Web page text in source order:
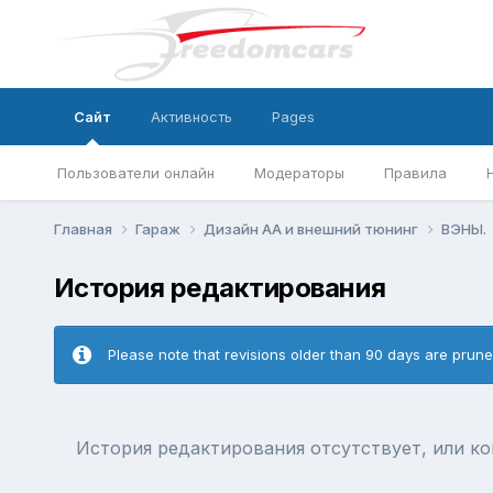
Сайт
Пользователи онлайн Модераторы Правила
Активность Pages
Главная Гараж Дизайн АА и внешний тюнинг ВЭНЫ.
История редактирования
Please note that revisions older than 90 days are
История редактирования отсутствует, или